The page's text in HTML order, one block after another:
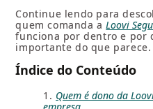
Continue lendo para
quem comanda aLoovi
funciona por dentro e por
importante do que parece.
Índice do Conteúdo
Quem é dono da
empresa